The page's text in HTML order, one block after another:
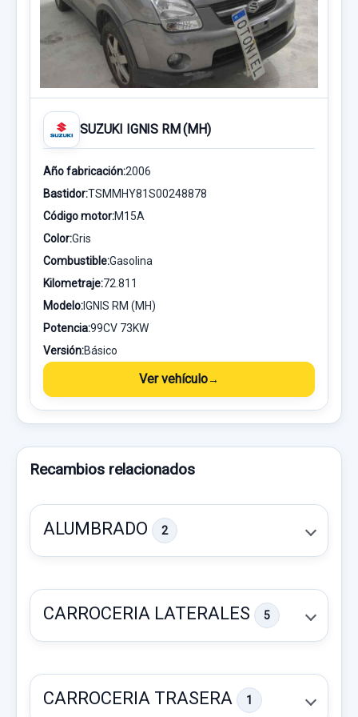
SUZUKI IGNIS RM (MH)
Año fabricación:2006
Bastidor:TSMMHY81S00248878
Código motor:M15A
Color:Gris
Combustible:Gasolina
Kilometraje:72.811
Modelo:IGNIS RM (MH)
Potencia:99CV 73KW
Versión:Básico
Ver vehículo
Recambios relacionados
ALUMBRADO 2
CARROCERIA LATERALES 5
CARROCERIA TRASERA 1